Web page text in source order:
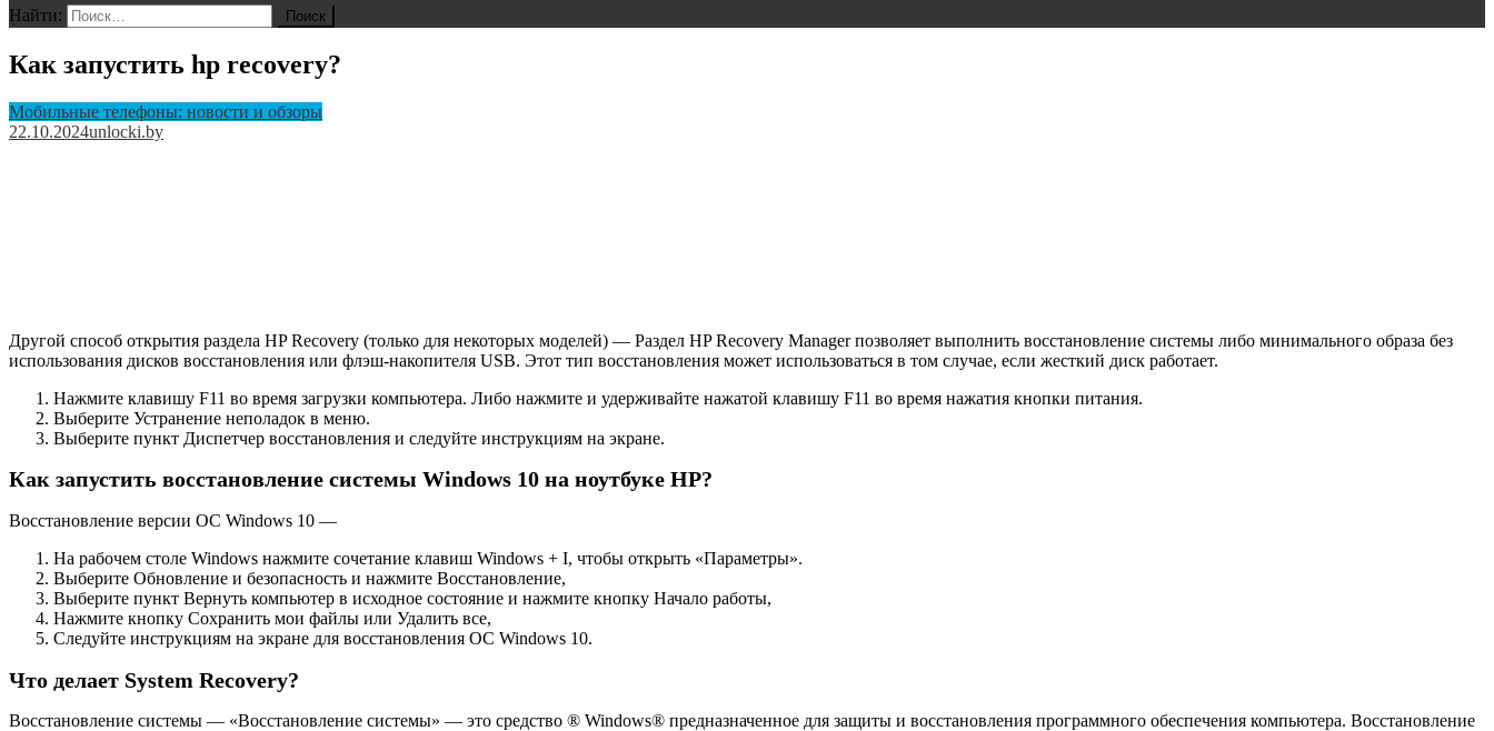
Найти:
Как запустить hp recovery?
Мобильные телефоны: новости и обзоры
22.10.2024unlocki.by
Другой способ открытия раздела HP Recovery (только для некоторых моделей) — Раздел HP Recovery Manager позволяет выполнить восстановление системы либо минимального образа без
использования дисков восстановления или флэш-накопителя USB. Этот тип восстановления может использоваться в том случае, если жесткий диск работает.
Нажмите клавишу F11 во время загрузки компьютера. Либо нажмите и удерживайте нажатой клавишу F11 во время нажатия кнопки питания.
Выберите Устранение неполадок в меню.
Выберите пункт Диспетчер восстановления и следуйте инструкциям на экране.
Как запустить восстановление системы Windows 10 на ноутбуке HP?
Восстановление версии ОС Windows 10 —
На рабочем столе Windows нажмите сочетание клавиш Windows + I, чтобы открыть «Параметры».
Выберите Обновление и безопасность и нажмите Восстановление,
Выберите пункт Вернуть компьютер в исходное состояние и нажмите кнопку Начало работы,
Нажмите кнопку Сохранить мои файлы или Удалить все,
Следуйте инструкциям на экране для восстановления ОС Windows 10.
Что делает System Recovery?
Восстановление системы — «Восстановление системы» — это средство ® Windows® предназначенное для защиты и восстановления программного обеспечения компьютера. Восстановление